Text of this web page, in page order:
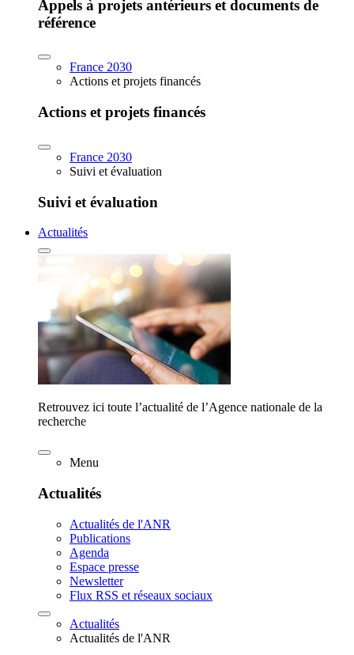
Appels à projets antérieurs et documents de
référence
France 2030
Actions et projets financés
Actions et projets financés
France 2030
Suivi et évaluation
Suivi et évaluation
Actualités
Retrouvez ici toute l’actualité de l’Agence nationale de la
recherche
Menu
Actualités
Actualités de l'ANR
Publications
Agenda
Espace presse
Newsletter
Flux RSS et réseaux sociaux
Actualités
Actualités de l'ANR